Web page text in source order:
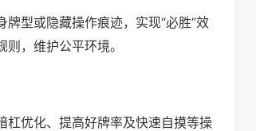
型或隐藏操作痕迹，实现“必胜”效
，维护公平环境。
杠优化、提高好牌率及快速自摸等操